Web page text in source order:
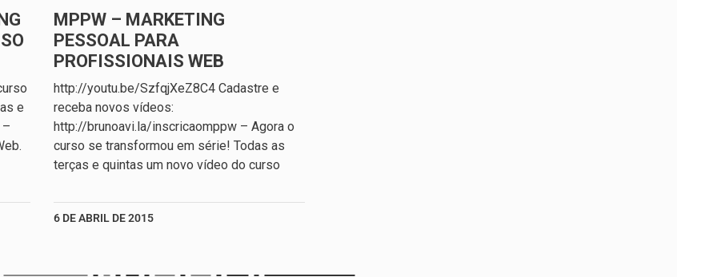
e
–
MPPW – MARKETING
PESSOAL PARA
PROFISSIONAIS WEB
http://youtu.be/SzfqjXeZ8C4 Cadastre e
receba novos vídeos:
http://brunoavi.la/inscricaomppw – Agora o
curso se transformou em série! Todas as
terças e quintas um novo vídeo do curso
6 DE ABRIL DE 2015